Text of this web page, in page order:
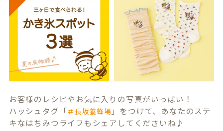
お客様のレシピやお気に入りの写真がいっぱい！
ハッシュタグ「＃長坂養蜂場 」をつけて、あなたのステ
キなはちみつライフもシェアしてくださいね♪